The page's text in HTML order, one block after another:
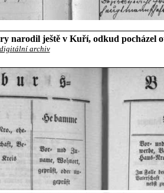
narodil ještě v Kuří, odkud pocházel
digitální archiv